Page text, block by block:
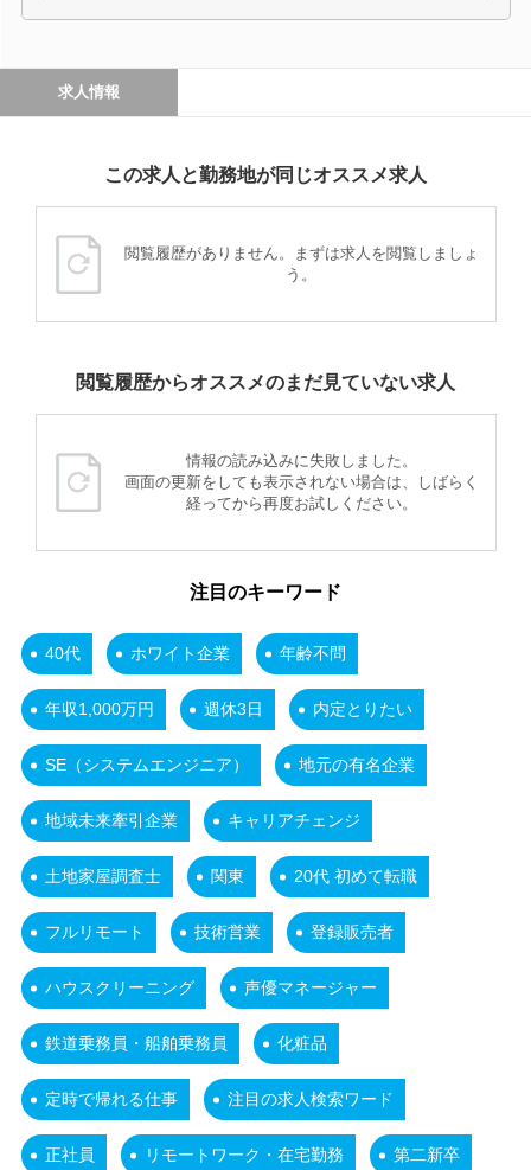
求人情報
この求人と勤務地が同じオススメ求人
閲覧履歴がありません。まずは求人を閲覧しましょ
う。
閲覧履歴からオススメのまだ見ていない求人
情報の読み込みに失敗しました。
画面の更新をしても表示されない場合は、しばらく
経ってから再度お試しください。
注目のキーワード
40代 ホワイト企業 年齢不問
年収1,000万円 週休3日 内定とりたい
SE（システムエンジニア） 地元の有名企業
地域未来牽引企業 キャリアチェンジ
土地家屋調査士 関東 20代 初めて転職
フルリモート 技術営業 登録販売者
ハウスクリーニング 声優マネージャー
鉄道乗務員・船舶乗務員 化粧品
定時で帰れる仕事 注目の求人検索ワード
正社員 リモートワーク・在宅勤務 第二新卒